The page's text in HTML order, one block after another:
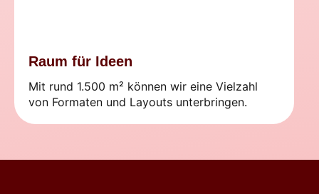
Raum für Ideen
Mit rund 1.500 m² können wir eine Vielzahl
von Formaten und Layouts unterbringen.